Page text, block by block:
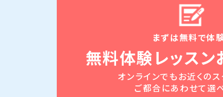
まずは無料で体験
無料体験レッスン
オンラインでもお近くの
ご都合にあわせて選